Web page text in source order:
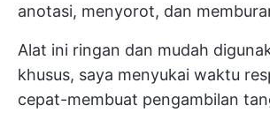
anotasi, menyorot, dan
Alat ini ringan dan mudah
khusus, saya menyukai waktu
cepat-membuat pengambilan